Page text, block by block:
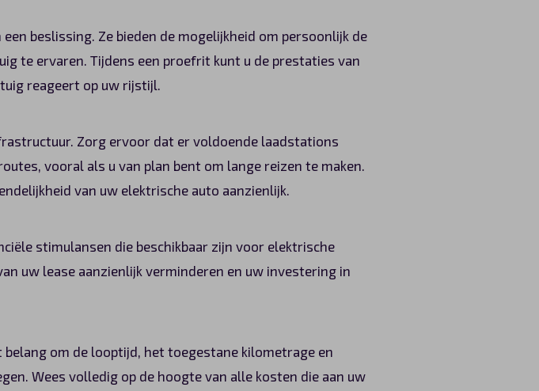
beslissing. Ze bieden de mogelijkheid om persoonlijk de
te ervaren. Tijdens een proefrit kunt u de prestaties van
reageert op uw rijstijl.
Zorg ervoor dat er voldoende laadstations
vooral als u van plan bent om lange reizen te maken.
van uw elektrische auto aanzienlijk.
stimulansen die beschikbaar zijn voor elektrische
uw lease aanzienlijk verminderen en uw investering in
om de looptijd, het toegestane kilometrage en
Wees volledig op de hoogte van alle kosten die aan uw